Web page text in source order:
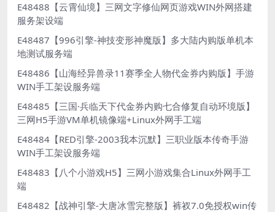
E48488【云霄仙境】三网文字修仙网页游戏WIN外网搭建
服务架设端
E48487【996引擎-神技变形神魔版】多大陆内购版单机本
地测试服务端
E48486【山海经异兽录11赛季全人物代金券内购版】手游
WIN手工架设服务端
E48485【三国·兵临天下代金券内购七合修复自动环境版】
三网H5手游VM单机镜像端+Linux外网手工端
E48484【RED引擎-2003我本沉默】三职业版本传奇手游
WIN手工架设服务端
E48483【八个小游戏H5】三网小游戏集合Linux外网手工
端
E48482【战神引擎-大唐冰雪完整版】裤衩7.0免授权win传